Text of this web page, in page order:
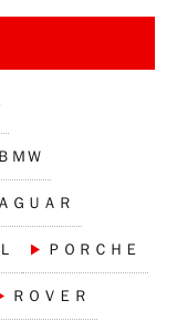
ＢＭＷ
ＧＵＡＲ
ＰＯＲＣＨＥ
ＲＯＶＥＲ